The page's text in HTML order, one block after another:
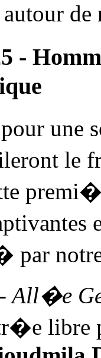
autour
-
le
par
All�e
libre